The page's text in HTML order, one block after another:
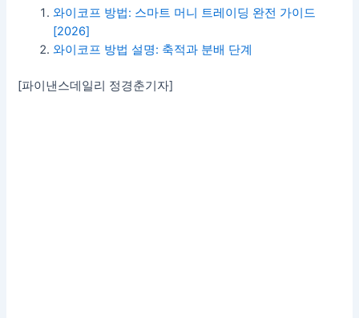
와이코프 방법: 스마트 머니 트레이딩 완전 가이드
[2026]
와이코프 방법 설명: 축적과 분배 단계
[파이낸스데일리 정경춘기자]